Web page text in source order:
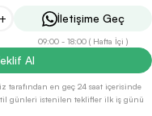
+ İletişime Geç
09:00 - 18:00 ( Hafta İçi )
Al
tarafından en geç 24 saat içerisinde
günleri istenilen teklifler ilk iş günü